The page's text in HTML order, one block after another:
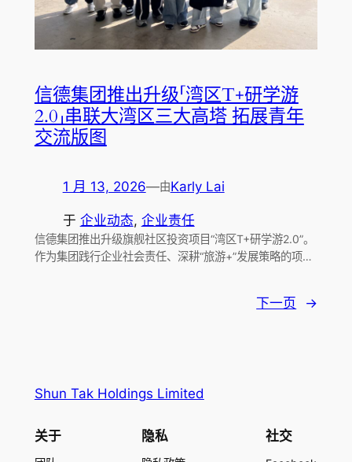
信德集团推出升级「湾区T+研学游
2.0」串联大湾区三大高塔 拓展青年
交流版图
1 月 13, 2026—由Karly Lai
于 企业动态, 企业责任
信德集团推出升级旗舰社区投资项目“湾区T+研学游2.0”。
作为集团践行企业社会责任、深耕“旅游+”发展策略的项…
下一页 →
Shun Tak Holdings Limited
关于 隐私 社交